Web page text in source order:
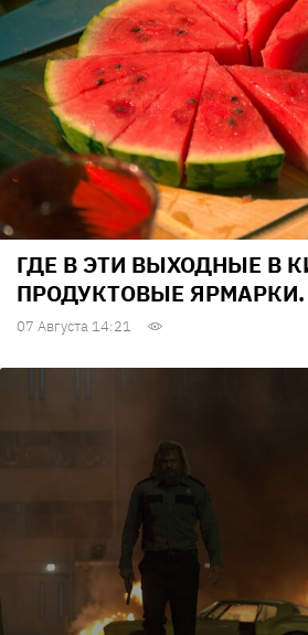
ГДЕ В ЭТИ ВЫХОДНЫЕ В
ПРОДУКТОВЫЕ
07 Августа 14:21